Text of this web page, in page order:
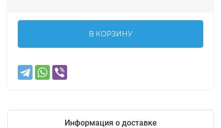
В КОРЗИНУ
Информация о доставке